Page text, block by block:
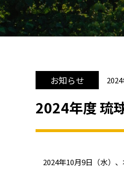
お知らせ
2024年度 琉
2024年10月9日（水）